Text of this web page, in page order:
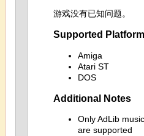
游戏没有已知问题。
Supported
Amiga
Atari ST
DOS
Additional Notes
Only AdLib
are supported